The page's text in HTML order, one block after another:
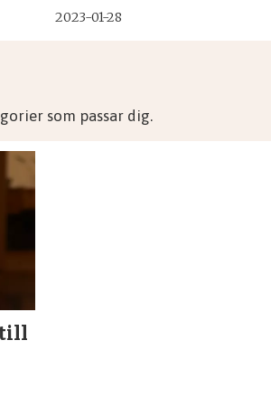
2023-01-28
som passar dig.
till